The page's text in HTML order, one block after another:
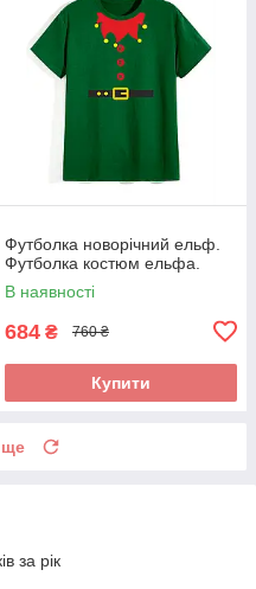
Футболка новорічний ельф.
Футболка костюм ельфа.
В наявності
684 ₴ 760 ₴
Купити
ще
за рік